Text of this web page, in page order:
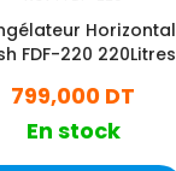
Horizontal
FDF-220 220Litres
799,000 DT
En stock